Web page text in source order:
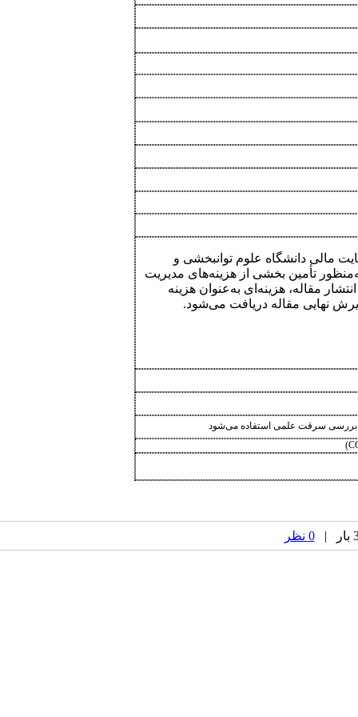
مالی دانشگاه علوم توانبخشی و
تأمین بخشی از هزینه‌های مدیریت
مقاله، هزینه‌ای به‌عنوان هزینه
بررسی سرقت علمی استفاده می‌شود
)
0 نظر